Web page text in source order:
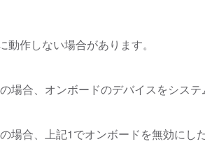
作しない場合があります。
合、オンボードのデバイスをシス
合、上記1でオンボードを無効にし